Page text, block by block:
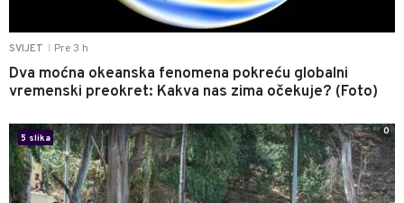
SVIJET Pre 3 h
Dva moćna okeanska fenomena pokreću globalni
vremenski preokret: Kakva nas zima očekuje? (Foto)
5 slika
0